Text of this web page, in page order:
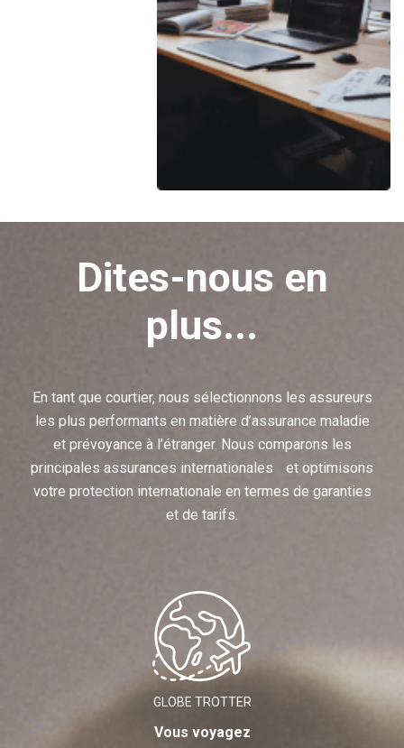
Dites-nous en
plus...
En tant que courtier, nous sélectionnons les assureurs
les plus performants en matière d’assurance maladie
et prévoyance à l’étranger. Nous comparons les
principales assurances internationales et optimisons
votre protection internationale en termes de garanties
et de tarifs.
GLOBE TROTTER
Vous voyagez